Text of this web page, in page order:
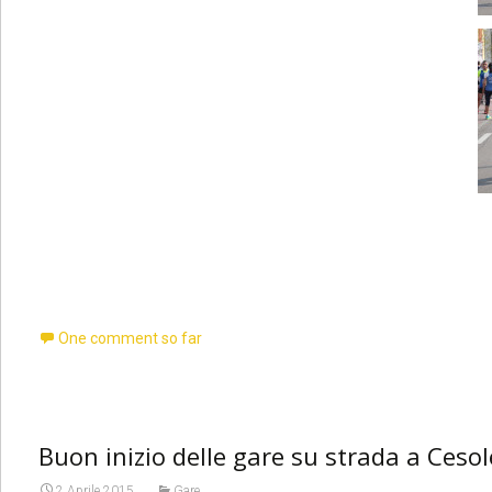
One comment so far
Buon inizio delle gare su strada a